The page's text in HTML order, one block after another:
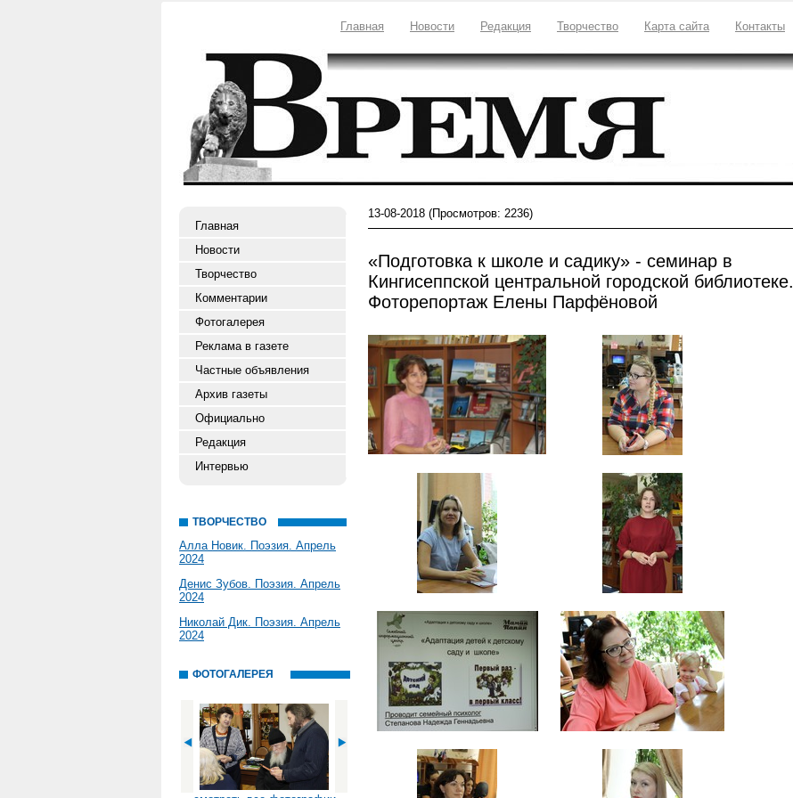
Главная Новости Редакция Творчество Карта сайта Контакты
Главная
Новости
Творчество
Комментарии
Фотогалерея
Реклама в газете
Частные объявления
Архив газеты
Официально
Редакция
Интервью
ТВОРЧЕСТВО
Алла Новик. Поэзия. Апрель
2024
Денис Зубов. Поэзия. Апрель
2024
Николай Дик. Поэзия. Апрель
2024
ФОТОГАЛЕРЕЯ
13-08-2018 (Просмотров: 2236)
«Подготовка к школе и садику» - семинар в
Кингисеппской центральной городской библиотеке.
Фоторепортаж Елены Парфёновой